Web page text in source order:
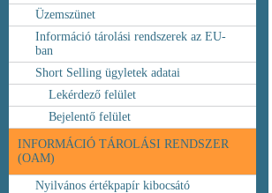
Üzemszünet
Információ tárolási rendszerek az EU-
ban
Short Selling ügyletek adatai
Lekérdező felület
Bejelentő felület
INFORMÁCIÓ TÁROLÁSI RENDSZER
(OAM)
Nyilvános értékpapír kibocsátó